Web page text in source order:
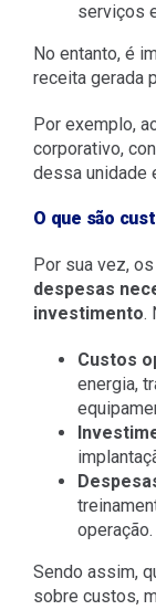
serviços
No entanto, é
receita gerada
Por exemplo,
corporativo,
dessa unidade
O que são
Por sua vez,
despesas
investimento.
Custos
energia,
operação.
Sendo assim,
sobre custos,